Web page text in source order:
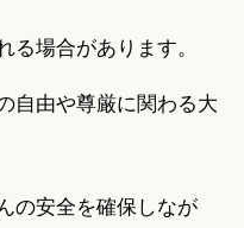
る場合があります。
自由や尊厳に関わる大
の安全を確保しなが